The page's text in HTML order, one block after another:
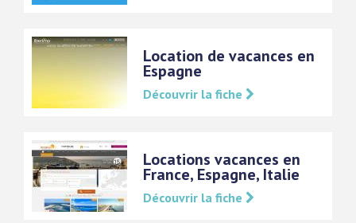
Location de vacances en
Espagne
Découvrir la fiche
Locations vacances en
France, Espagne, Italie
Découvrir la fiche